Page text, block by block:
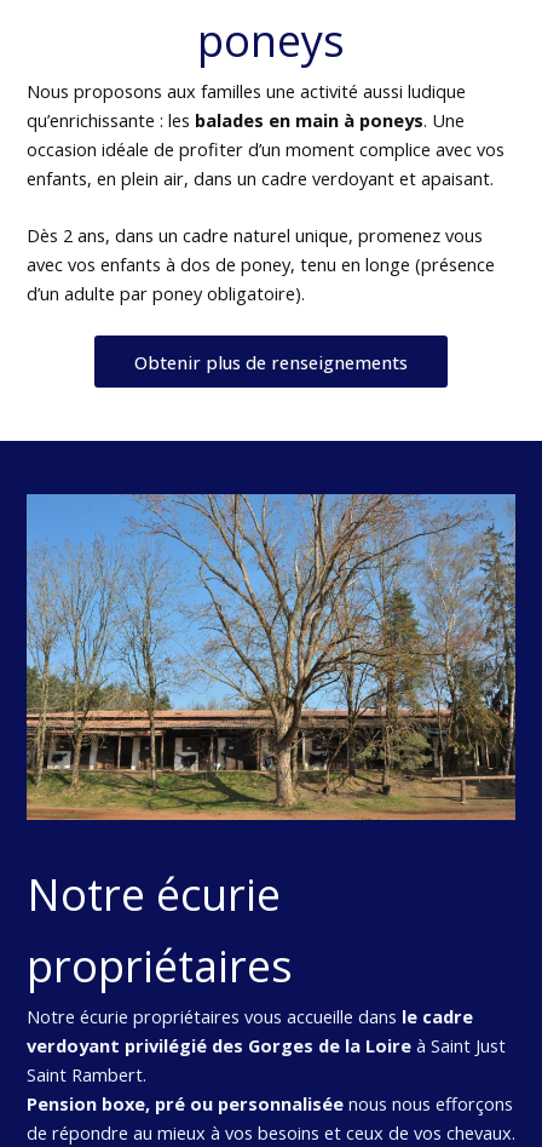
poneys
Nous proposons aux familles une activité aussi ludique
qu’enrichissante : les balades en main à poneys. Une
occasion idéale de profiter d’un moment complice avec vos
enfants, en plein air, dans un cadre verdoyant et apaisant.
Dès 2 ans, dans un cadre naturel unique, promenez vous
avec vos enfants à dos de poney, tenu en longe (présence
d’un adulte par poney obligatoire).
Obtenir plus de renseignements
Notre écurie
propriétaires
Notre écurie propriétaires vous accueille dans le cadre
verdoyant privilégié des Gorges de la Loireà Saint Just
Saint Rambert.
Pension boxe, pré ou personnaliséenous nous efforçons
de répondre au mieux à vos besoins et ceux de vos chevaux.